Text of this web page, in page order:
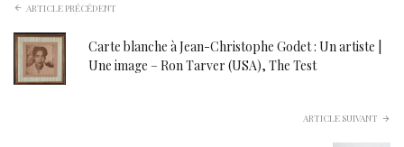
ARTICLE PRÉCÉDENT
Carte blanche à Jean-Christophe Godet : Un artiste |
Une image – Ron Tarver (USA), The Test
ARTICLE SUIVANT